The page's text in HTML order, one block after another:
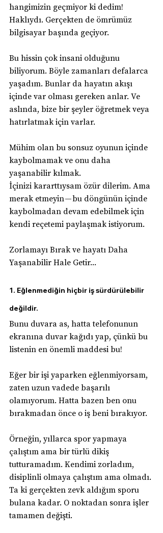
hangimizin geçmiyor ki dedim!
Haklıydı. Gerçekten de ömrümüz
bilgisayar başında geçiyor.
Bu hissin çok insani olduğunu
biliyorum. Böyle zamanları defalarca
yaşadım. Bunlar da hayatın akışı
içinde var olması gereken anlar. Ve
aslında, bize bir şeyler öğretmek veya
hatırlatmak için varlar.
Mühim olan bu sonsuz oyunun içinde
kaybolmamak ve onu daha
yaşanabilir kılmak.
İçinizi kararttıysam özür dilerim. Ama
merak etmeyin — bu döngünün içinde
kaybolmadan devam edebilmek için
kendi reçetemi paylaşmak istiyorum.
Zorlamayı Bırak ve hayatı Daha
Yaşanabilir Hale Getir...
1. Eğlenmediğin hiçbir iş sürdürülebilir
değildir.
Bunu duvara as, hatta telefonunun
ekranına duvar kağıdı yap, çünkü bu
listenin en önemli maddesi bu!
Eğer bir işi yaparken eğlenmiyorsam,
zaten uzun vadede başarılı
olamıyorum. Hatta bazen ben onu
bırakmadan önce o iş beni bırakıyor.
Örneğin, yıllarca spor yapmaya
çalıştım ama bir türlü dikiş
tutturamadım. Kendimi zorladım,
disiplinli olmaya çalıştım ama olmadı.
Ta ki gerçekten zevk aldığım sporu
bulana kadar. O noktadan sonra işler
tamamen değişti.